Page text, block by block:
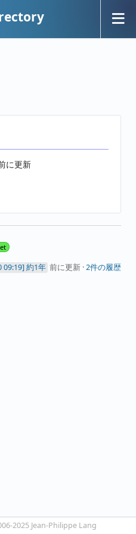
に更新
約1年 前に更新 ·2件の履歴
2025 Jean-Philippe Lang